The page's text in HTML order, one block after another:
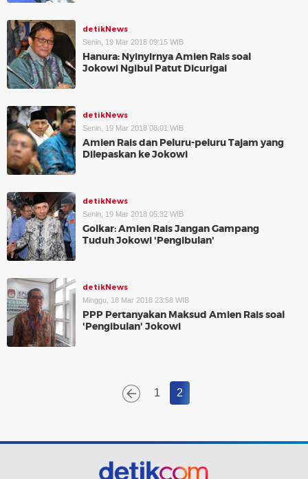
detikNews
Senin, 19 Mar 2018 09:15 WIB
Hanura: Nyinyirnya Amien Rais soal
Jokowi Ngibul Patut Dicurigai
detikNews
Senin, 19 Mar 2018 08:01 WIB
Amien Rais dan Peluru-peluru Tajam yang
Dilepaskan ke Jokowi
detikNews
Senin, 19 Mar 2018 05:32 WIB
Golkar: Amien Rais Jangan Gampang
Tuduh Jokowi 'Pengibulan'
detikNews
Minggu, 18 Mar 2018 23:58 WIB
PPP Pertanyakan Maksud Amien Rais soal
'Pengibulan' Jokowi
1 2